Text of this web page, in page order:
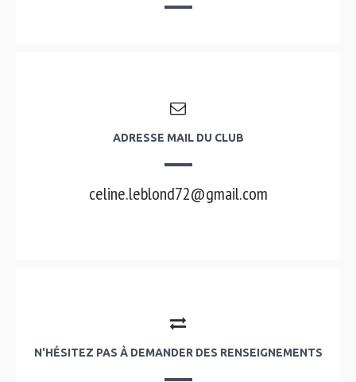
ADRESSE MAIL DU CLUB
celine.leblond72@gmail.com
N'HÉSITEZ PAS À DEMANDER DES RENSEIGNEMENTS